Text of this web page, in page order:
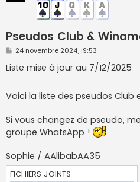
Pseudos Club &
M
s
s
e
24 novembre 2024, 19:53
Liste mise à jour au 7/12/2025
Voici la liste des pseudos Club
Si vous changez de pseudo,
groupe WhatsApp !
Sophie / AAlibabAA35
FICHIERS JOINTS